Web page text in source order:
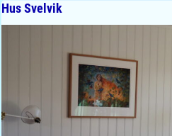
Hus Svelvik